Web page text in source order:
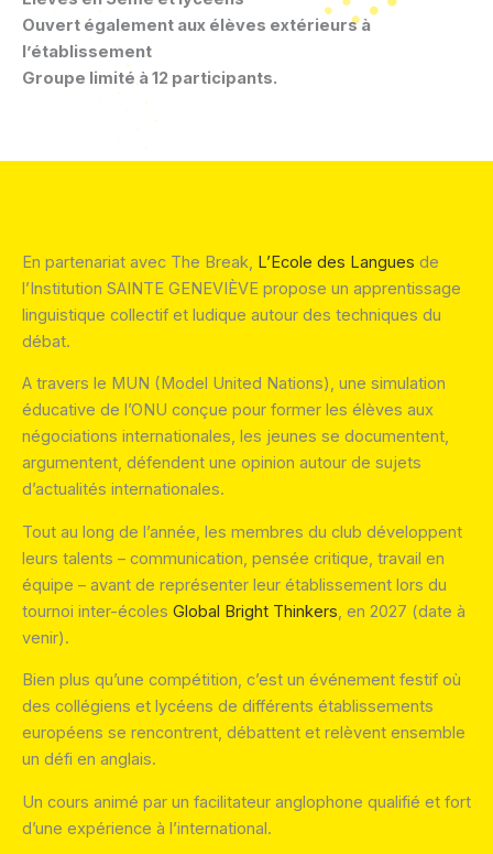
Ouvert également aux élèves extérieurs à
l’établissement
Groupe limité à 12 participants.
En partenariat avec The Break, L’Ecole des Langues de
l’Institution SAINTE GENEVIÈVE propose un apprentissage
linguistique collectif et ludique autour des techniques du
débat.
A travers le MUN (Model United Nations), une simulation
éducative de l’ONU conçue pour former les élèves aux
négociations internationales, les jeunes se documentent,
argumentent, défendent une opinion autour de sujets
d’actualités internationales.
Tout au long de l’année, les membres du club développent
leurs talents – communication, pensée critique, travail en
équipe – avant de représenter leur établissement lors du
tournoi inter-écoles Global Bright Thinkers, en 2027 (date à
venir).
Bien plus qu’une compétition, c’est un événement festif où
des collégiens et lycéens de différents établissements
européens se rencontrent, débattent et relèvent ensemble
un défi en anglais.
Un cours animé par un facilitateur anglophone qualifié et fort
d’une expérience à l’international.